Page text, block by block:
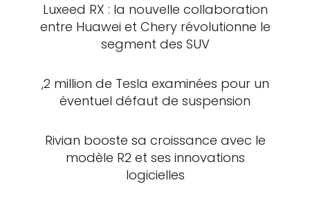
Luxeed RX : la nouvelle collaboration
entre Huawei et Chery révolutionne le
segment des SUV
,2 million de Tesla examinées pour un
éventuel défaut de suspension
Rivian booste sa croissance avec le
modèle R2 et ses innovations
logicielles